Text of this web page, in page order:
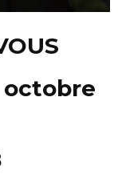
octobre